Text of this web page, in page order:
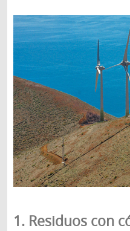
1. Residuos con